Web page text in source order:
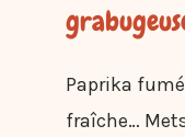
Paprika
fraîche…